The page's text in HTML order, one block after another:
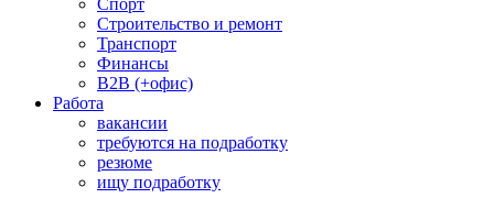
Спорт
Строительство и ремонт
Транспорт
Финансы
B2B (+офис)
Работа
вакансии
требуются на подработку
резюме
ищу подработку